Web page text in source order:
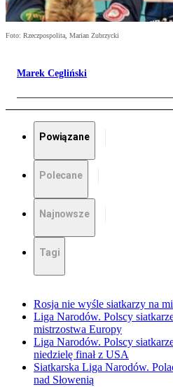
Foto: Rzeczpospolita, Marian Zubrzycki
Marek Cegliński
Powiązane
Polecane
Najnowsze
Tagi
Rosja nie wyśle siatkarzy na
Liga Narodów. Polscy
mistrzostwa Europy
Liga Narodów. Polscy
niedzielę finał z USA
Siatkarska Liga Narodów.
nad Słowenią